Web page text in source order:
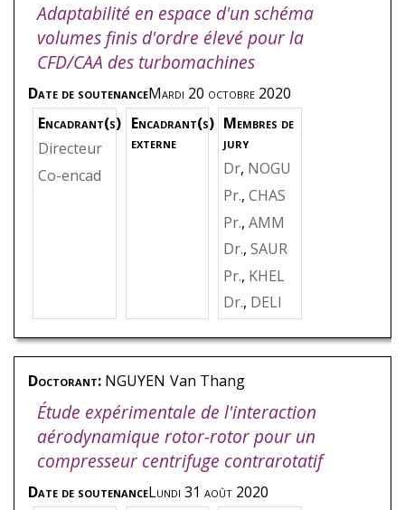
Adaptabilité en espace d'un schéma
volumes finis d'ordre élevé pour la
CFD/CAA des turbomachines
Date de soutenanceMardi 20 octobre 2020
Encadrant(s)
Directeur
de thèse,
Co-encad
Encadrant(s)
externe
Membres de
jury
Dr, NOGU
EIRA,Xes
rsidade d
a Coruña,
Espagne,
Rapporte
ur
Pr.,CHAS
SAING,Je
an-Camill
e, Sorbon
ne Univer
sité, Fran
ce,Rappo
rteur
Pr.,AMM
AR Amin
e
Arts et
Métiers A
ngers, Fr
sident
Dr.,SAUR
ET Emili
e
Queens
land Univ
ersity of
Technolo
gy, Austr
alie
inatrice
Pr., KHEL
LADI,Sofi
ane,Arts
et Métier
s Paris, Fr
ance
minateur
Dr., DELI
GANT,Mi
chael,Art
rs Paris, F
rance,Ex
aminateu
r
Doctorant: NGUYEN Van Thang
Étude expérimentale de l'interaction
aérodynamique rotor-rotor pour un
compresseur centrifuge contrarotatif
Date de soutenanceLundi 31 août 2020